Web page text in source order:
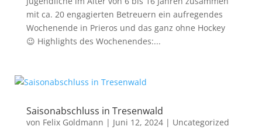
mit ca. 20 engagierten Betreuern ein aufregendes
Wochenende in Prieros und das ganz ohne Hockey
😉 Highlights des Wochenendes:...
Saisonabschluss in Tresenwald
von Felix Goldmann | Juni 12, 2024| Uncategorized